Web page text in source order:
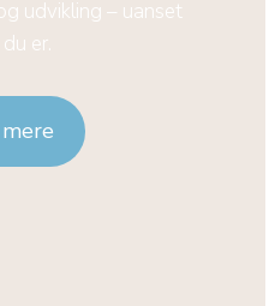
udvikling – uanset
er.